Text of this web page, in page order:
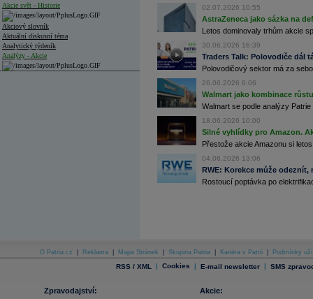
Akcie svět - Historie
Akciový slovník
Aktuální diskusní téma
Analytický týdeník
Analýzy - Akcie
Archiv - Měnová politika
02.07.2026 10:55
AstraZeneca jako sázka na
Letos dominovaly trhům akcie
30.06.2026 16:39
Traders Talk: Polovodiče dál
Polovodičový sektor má za
26.06.2026 6:06
Walmart jako kombinace
Walmart se podle analýzy
18.06.2026 10:00
Silné vyhlídky pro Amazon.
Přestože akcie Amazonu si
04.06.2026 13:06
RWE: Korekce může
Rostoucí poptávka po
O Patria.cz Reklama Mapa Stránek Skupina Patria Kariéra v Patrii Podmínky
RSS / XML | Cookies | E-mail newsletter | SMS
Zpravodajství:
Akcie: